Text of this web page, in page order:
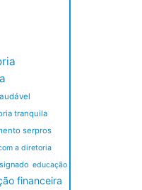
tranquila
serpros
a diretoria
educação
financeira